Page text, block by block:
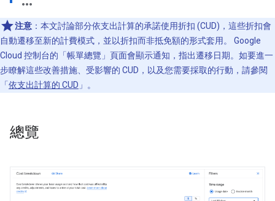
注意 ：本文討論部分依支出計算的承諾使用折扣 (CUD)，這些折扣會
自動遷移至新的計費模式，並以折扣而非抵免額的形式套用。 Google
Cloud 控制台的「帳單總覽」頁面會顯示通知，指出遷移日期。如要進一
步瞭解這些改善措施、受影響的 CUD，以及您需要採取的行動，請參閱
「 依支出計算的 CUD 」。
總覽